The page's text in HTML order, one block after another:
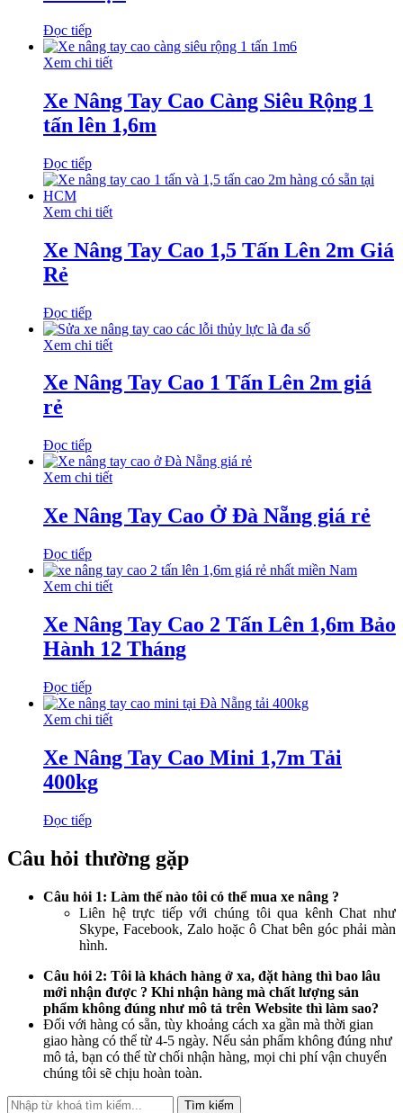
Đọc tiếp
Xem chi tiết
Xe Nâng Tay Cao Càng Siêu Rộng 1
tấn lên 1,6m
Đọc tiếp
Xem chi tiết
Xe Nâng Tay Cao 1,5 Tấn Lên 2m Giá
Rẻ
Đọc tiếp
Xem chi tiết
Xe Nâng Tay Cao 1 Tấn Lên 2m giá
rẻ
Đọc tiếp
Xem chi tiết
Xe Nâng Tay Cao Ở Đà Nẵng giá rẻ
Đọc tiếp
Xem chi tiết
Xe Nâng Tay Cao 2 Tấn Lên 1,6m Bảo
Hành 12 Tháng
Đọc tiếp
Xem chi tiết
Xe Nâng Tay Cao Mini 1,7m Tải
400kg
Đọc tiếp
Câu hỏi thường gặp
Câu hỏi 1: Làm thế nào tôi có thể mua xe nâng ?
Liên hệ trực tiếp với chúng tôi qua kênh Chat như
Skype, Facebook, Zalo hoặc ô Chat bên góc phải màn
hình.
Câu hỏi 2: Tôi là khách hàng ở xa, đặt hàng thì bao lâu
mới nhận được ? Khi nhận hàng mà chất lượng sản
phẩm không đúng như mô tả trên Website thì làm sao?
Đối với hàng có sẵn, tùy khoảng cách xa gần mà thời gian
giao hàng có thể từ 4-5 ngày. Nếu sản phẩm không đúng như
mô tả, bạn có thể từ chối nhận hàng, mọi chi phí vận chuyển
chúng tôi sẽ chịu hoàn toàn.
Tìm kiếm